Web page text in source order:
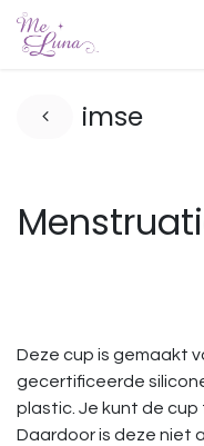
imse
Deze cup is gemaakt
gecertificeerde
plastic. Je kunt de cup
Daardoor is deze niet